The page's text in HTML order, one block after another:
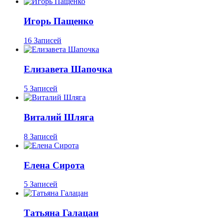
Игорь Пащенко
16 Записей
Елизавета Шапочка
5 Записей
Виталий Шляга
8 Записей
Елена Сирота
5 Записей
Татьяна Галацан